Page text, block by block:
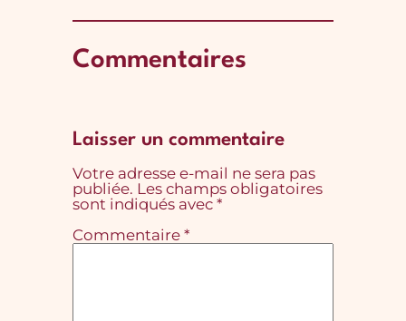
Commentaires
Laisser un commentaire
Votre adresse e-mail ne sera pas
publiée. Les champs obligatoires
sont indiqués avec *
Commentaire *